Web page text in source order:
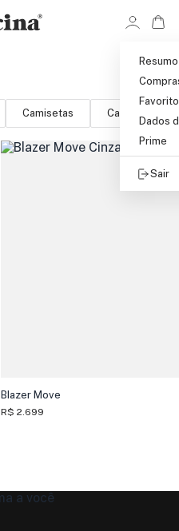
Resumo
Dados
Prime
Sair
Ir
Camisetas Calças
Blazer Move
R$ 2.699